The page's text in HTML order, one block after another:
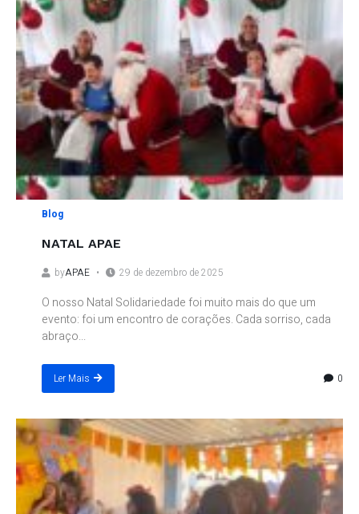
Blog
NATAL APAE
byAPAE 29 de dezembro de 2025
O nosso Natal Solidariedade foi muito mais do que um
evento: foi um encontro de corações. Cada sorriso, cada
abraço...
Ler Mais 0